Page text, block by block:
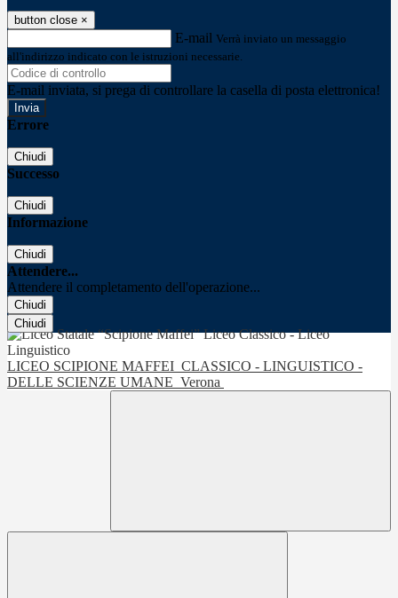
button close ×
E-mail Verrà inviato un messaggio
all'indirizzo indicato con le istruzioni necessarie.
E-mail inviata, si prega di controllare la casella di posta elettronica!
Errore
Chiudi
Successo
Chiudi
Informazione
Chiudi
Attendere...
Attendere il completamento dell'operazione...
Chiudi
Chiudi
LICEO SCIPIONE MAFFEI CLASSICO - LINGUISTICO -
DELLE SCIENZE UMANE Verona